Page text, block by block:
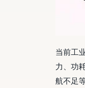
当前工
力、功
航不足